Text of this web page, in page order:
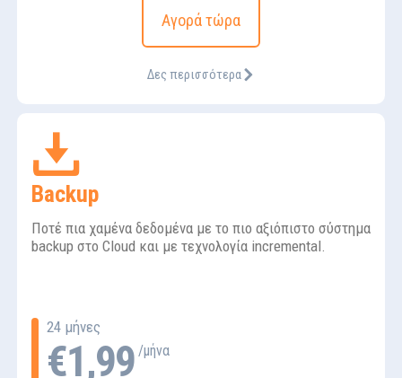
Αγορά τώρα
Δες περισσότερα
Backup
Ποτέ πια χαμένα δεδομένα με το πιο αξιόπιστο σύστημα
backup στο Cloud και με τεχνολογία incremental.
24 μήνες
€1,99 /μήνα